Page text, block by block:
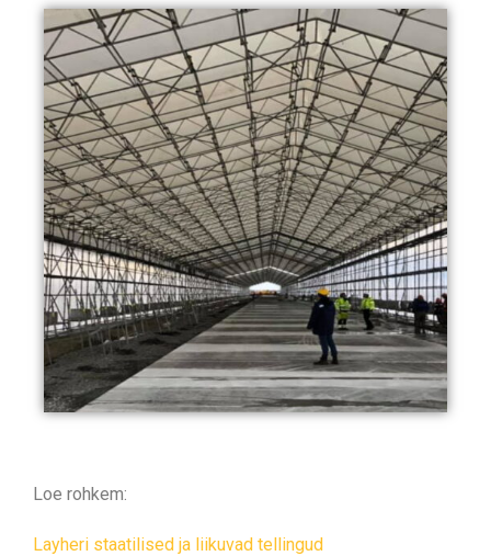
Loe rohkem:
Layheri staatilised ja liikuvad tellingud